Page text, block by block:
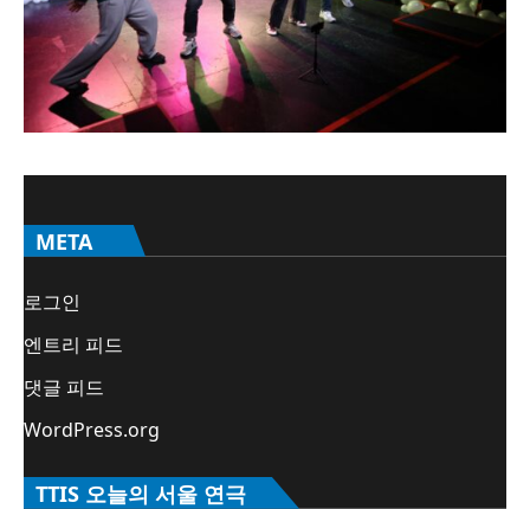
META
로그인
엔트리 피드
댓글 피드
WordPress.org
TTIS 오늘의 서울 연극